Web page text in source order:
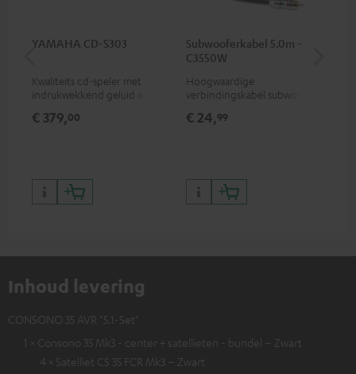
YAMAHA CD-S303
Kwaliteits cd-speler met
indrukwekkend geluid en
€ 379,00
Subwooferkabel 5.0m -
C3550W
Hoogwaardige
verbindingskabel subwoofer
€ 24,99
Inhoud levering
CONSONO 35 AVR "5.1-Set"
1 × Consono 35 Mk3 - center + satellieten - bundel – Zwart
4 × Satelliet CS 35 FCR Mk3 – Zwart